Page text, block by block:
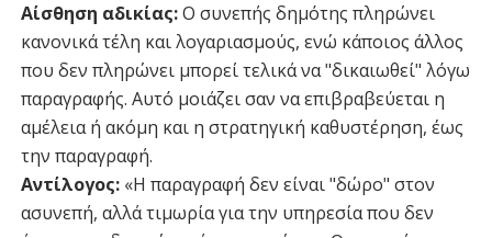
Αίσθηση αδικίας:Ο συνεπής δημότης πληρώνει
κανονικά τέλη και λογαριασμούς, ενώ κάποιος άλλος
που δεν πληρώνει μπορεί τελικά να "δικαιωθεί" λόγω
παραγραφής. Αυτό μοιάζει σαν να επιβραβεύεται η
αμέλεια ή ακόμη και η στρατηγική καθυστέρηση, έως
την παραγραφή.
Αντίλογος:«Η παραγραφή δεν είναι "δώρο" στον
ασυνεπή, αλλά τιμωρία για την υπηρεσία που δεν